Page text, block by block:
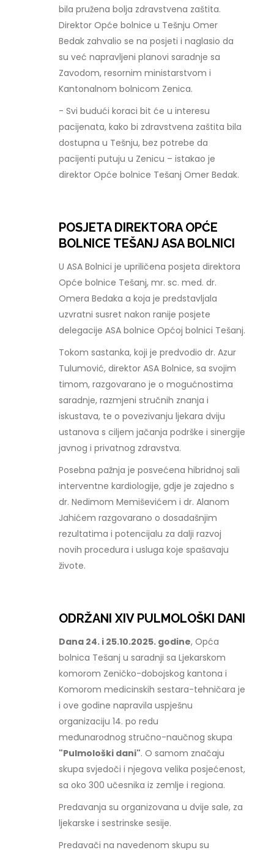
bila pružena bolja zdravstvena zaštita.
Direktor Opće bolnice u Tešnju Omer
Bedak zahvalio se na posjeti i naglasio da
su već napravljeni planovi saradnje sa
Zavodom, resornim ministarstvom i
Kantonalnom bolnicom Zenica.
- Svi budući koraci bit će u interesu
pacijenata, kako bi zdravstvena zaštita bila
dostupna u Tešnju, bez potrebe da
pacijenti putuju u Zenicu – istakao je
direktor Opće bolnice Tešanj Omer Bedak.
POSJETA DIREKTORA OPĆE
BOLNICE TEŠANJ ASA BOLNICI
U ASA Bolnici je upriličena posjeta direktora
Opće bolnice Tešanj, mr. sc. med. dr.
Omera Bedaka a koja je predstavljala
uzvratni susret nakon ranije posjete
delegacije ASA bolnice Općoj bolnici Tešanj.
Tokom sastanka, koji je predvodio dr. Azur
Tulumović, direktor ASA Bolnice, sa svojim
timom, razgovarano je o mogućnostima
saradnje, razmjeni stručnih znanja i
iskustava, te o povezivanju ljekara dviju
ustanova s ciljem jačanja podrške i sinergije
javnog i privatnog zdravstva.
Posebna pažnja je posvećena hibridnoj sali
interventne kardiologije, gdje je zajedno s
dr. Nedimom Memiševićem i dr. Alanom
Jahićem razgovarano o dosadašnjim
rezultatima i potencijalu za dalji razvoj
novih procedura i usluga koje spašavaju
živote.
ODRŽANI XIV PULMOLOŠKI DANI
Dana 24. i 25.10.2025. godine, Opća
bolnica Tešanj u saradnji sa Ljekarskom
komorom Zeničko-dobojskog kantona i
Komorom medicinskih sestara-tehničara je
i ove godine napravila uspješnu
organizaciju 14. po redu
međunarodnog stručno-naučnog skupa
"Pulmološki dani". O samom značaju
skupa svjedoči i njegova velika posjećenost,
sa oko 300 učesnika iz zemlje i regiona.
Predavanja su organizovana u dvije sale, za
ljekarske i sestrinske sesije.
Predavači na navedenom skupu su